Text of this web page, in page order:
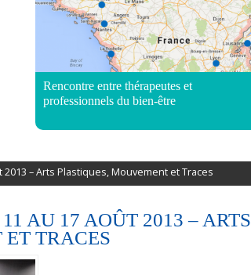
Rencontre entre thérapeutes et
professionnels du bien-être
– Arts Plastiques, Mouvement et Traces
AU 17 AOÛT 2013 – ARTS
TRACES